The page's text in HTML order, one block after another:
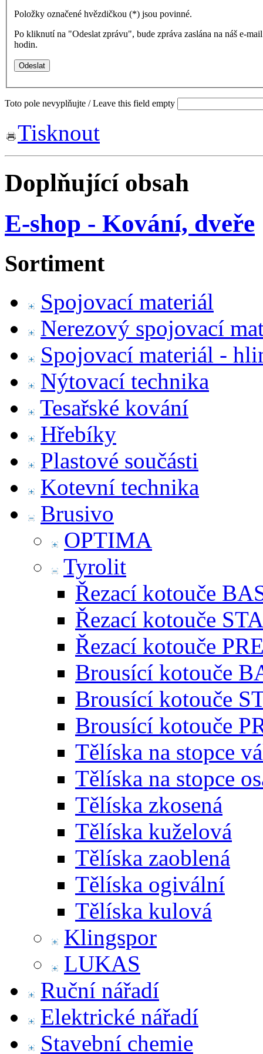
Položky označené hvězdičkou (*) jsou povinné.
Po kliknutí na "Odeslat zprávu", bude zpráva zaslána na náš e-
hodin.
Toto pole nevyplňujte / Leave this field empty
Tisknout
Doplňující obsah
E-shop - Kování, dveře
Sortiment
Spojovací materiál
Nerezový spojovací
Spojovací materiál -
Nýtovací technika
Tesařské kování
Hřebíky
Plastové součásti
Kotevní technika
Brusivo
OPTIMA
Tyrolit
Řezací kotouče
Řezací kotouče
Řezací kotouče
Brousící kotouče
Brousící kotouče
Brousící kotouče
Tělíska na stopce
Tělíska na stopce
Tělíska zkosená
Tělíska kuželová
Tělíska zaoblená
Tělíska ogivální
Tělíska kulová
Klingspor
LUKAS
Ruční nářadí
Elektrické nářadí
Stavební chemie